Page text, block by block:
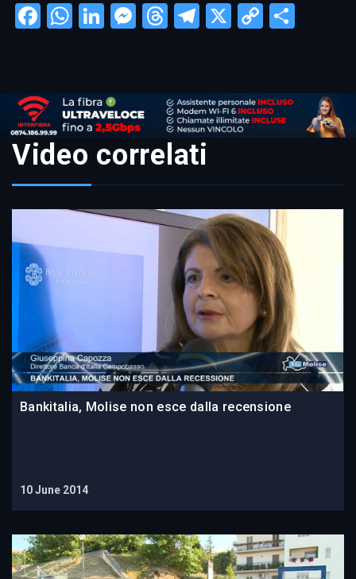
Facebook
WhatsApp
LinkedIn
Messenger
Threads
Telegram
X
Copy
Video correlati
Bankitalia, Molise non esce dalla recensione
10 June 2014